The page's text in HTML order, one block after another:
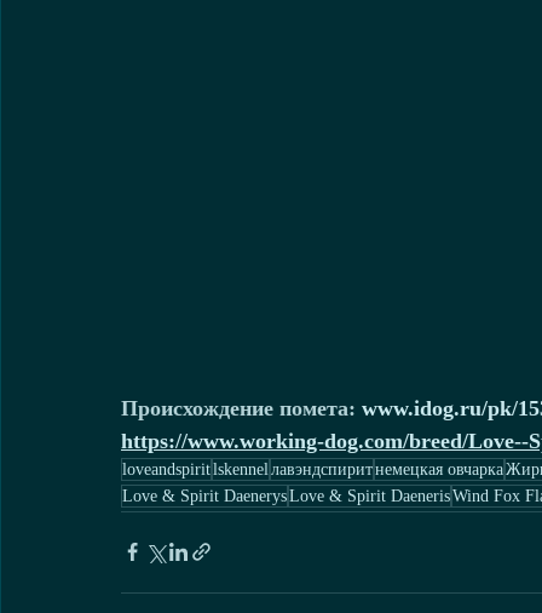
Происхождение помета: www.idog.ru/pk/
https://www.working-dog.com/breed/Love--
loveandspiritlskennel лавэндспиритнемецкая овчарка
Love & Spirit DaenerysLove & Spirit DaenerisWind Fox